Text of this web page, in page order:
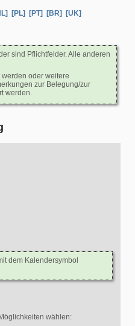
[PL] [PT] [BR] [UK]
sind Pflichtfelder. Alle anderen
oder weitere
zur Belegung/zur
werden.
dem Kalendersymbol
wählen: